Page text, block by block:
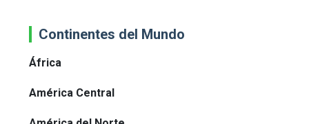
Continentes del Mundo
África
América Central